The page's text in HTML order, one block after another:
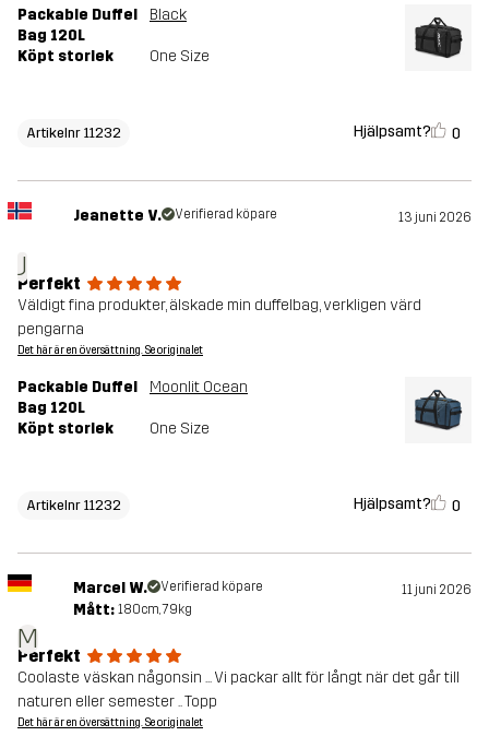
Packable Duffel
Bag 120L
Black
Köpt storlek One Size
Artikelnr 11232 Hjälpsamt? 0
J
Jeanette V. Verifierad köpare 13 juni 2026
Perfekt
Väldigt fina produkter, älskade min duffelbag, verkligen värd
pengarna
Det här är en översättning. Se originalet
Packable Duffel
Bag 120L
Moonlit Ocean
Köpt storlek One Size
Artikelnr 11232 Hjälpsamt? 0
M
Marcel W. Verifierad köpare 11 juni 2026
Mått: 180cm, 79kg
Perfekt
Coolaste väskan någonsin ... Vi packar allt för långt när det går till
naturen eller semester .. Topp
Det här är en översättning. Se originalet